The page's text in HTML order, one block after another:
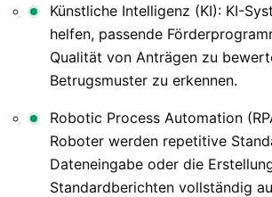
Künstliche Intelligenz (KI): KI-
helfen, passende
Qualität von Anträgen zu
Betrugsmuster zu erkennen.
Robotic Process Automation
Roboter werden repetitive
Dateneingabe oder die
Standardberichten vollständig